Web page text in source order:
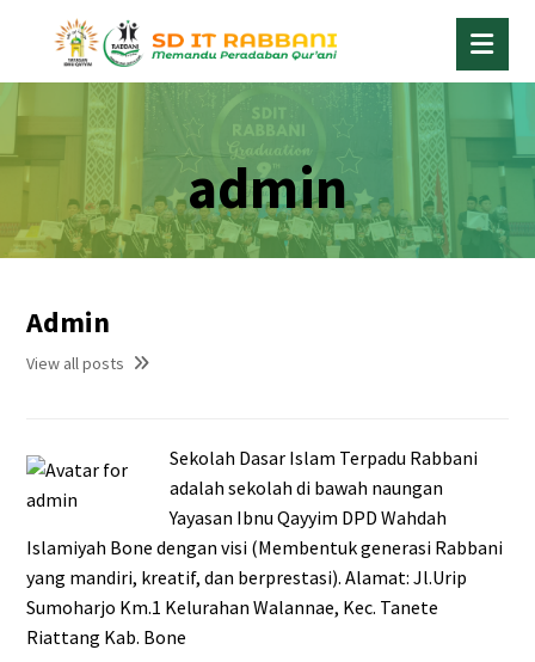
admin
Admin
View all posts
Sekolah Dasar Islam Terpadu Rabbani
adalah sekolah di bawah naungan
Yayasan Ibnu Qayyim DPD Wahdah
Islamiyah Bone dengan visi (Membentuk generasi Rabbani
yang mandiri, kreatif, dan berprestasi). Alamat: Jl.Urip
Sumoharjo Km.1 Kelurahan Walannae, Kec. Tanete
Riattang Kab. Bone